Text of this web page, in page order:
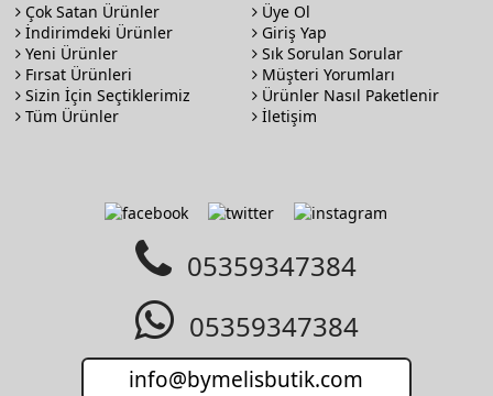
Çok Satan Ürünler
İndirimdeki Ürünler
Yeni Ürünler
Fırsat Ürünleri
Sizin İçin Seçtiklerimiz
Tüm Ürünler
Üye Ol
Giriş Yap
Sık Sorulan Sorular
Müşteri Yorumları
Ürünler Nasıl Paketlenir
İletişim
05359347384
05359347384